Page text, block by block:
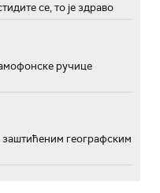
се, то је здраво
ручице
географским